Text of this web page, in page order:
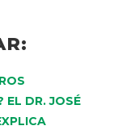
EL DR. JOSÉ